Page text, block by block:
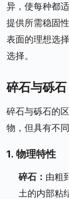
异，使每种都
提供所需稳固
表面的理想选
选择。
碎石与砾
碎石与砾石的
物，但具有不
1. 物理特性
碎石： 由粗
土的内部粘